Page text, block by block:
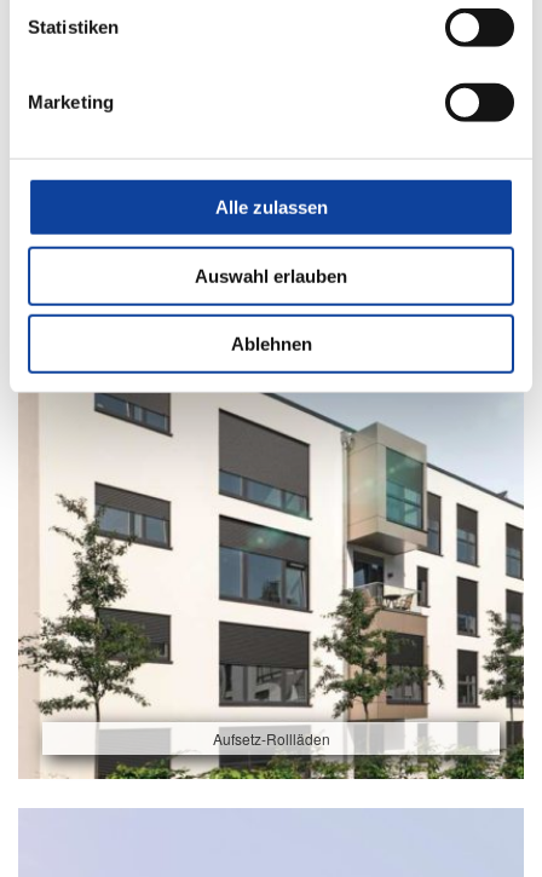
Statistiken
Marketing
Alle zulassen
Auswahl erlauben
Ablehnen
Aufsetz-Rollläden
Aufsetz-Rollläden